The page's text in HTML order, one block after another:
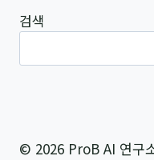
검색
© 2026 ProB AI 연구